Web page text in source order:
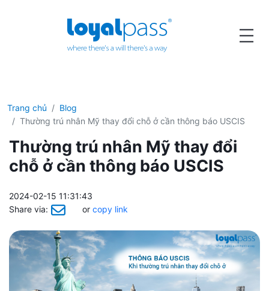
Trang chủ
Blog
Thường trú nhân Mỹ thay đổi chỗ ở cần thông báo USCIS
Thường trú nhân Mỹ thay đổi
chỗ ở cần thông báo USCIS
2024-02-15 11:31:43
Share via:
or copy link